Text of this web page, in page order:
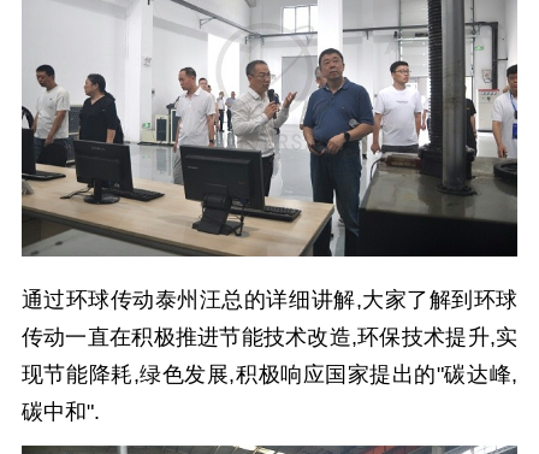
通过环球传动泰州汪总的详细讲解,大家了解到环球
传动一直在积极推进节能技术改造,环保技术提升,实
现节能降耗,绿色发展,积极响应国家提出的"碳达峰,
碳中和".